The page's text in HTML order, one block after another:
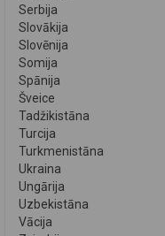
Serbija
Slovākija
Slovēnija
Somija
Spānija
Šveice
Tadžikistāna
Turcija
Turkmenistāna
Ukraina
Ungārija
Uzbekistāna
Vācija